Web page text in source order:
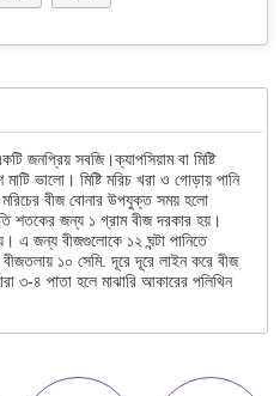
জনপ্রিয় সবজি।ক্যাপসিয়াম বা মিষ্টি
ভালো। মিষ্টি মরিচ খরা ও গোড়ায় পানি
মরিচের বীজ বোনার উপযুক্ত সময় হলো
শতকের জন্য ১ গ্রাম বীজ দরকার হয়।
এ জন্য বীজগুলোকে ১২ ঘন্টা পানিতে
১০ সেমি. দূরে দূরে লাইন করে বীজ
৩-৪ পাতা হলে মাঝারি আকারের পলিথিন